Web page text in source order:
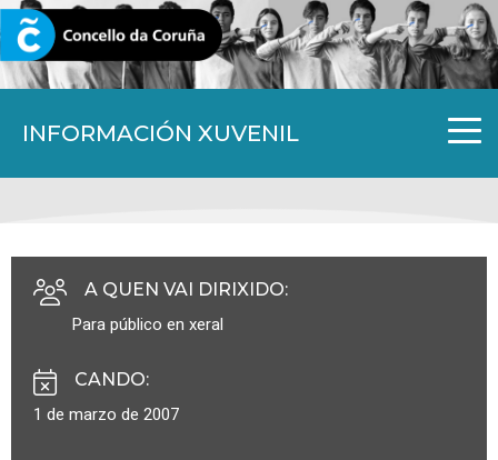
INFORMACIÓN XUVENIL
CORUNA.GAL
A QUEN VAI DIRIXIDO:
Para público en xeral
CANDO:
1 de marzo de 2007